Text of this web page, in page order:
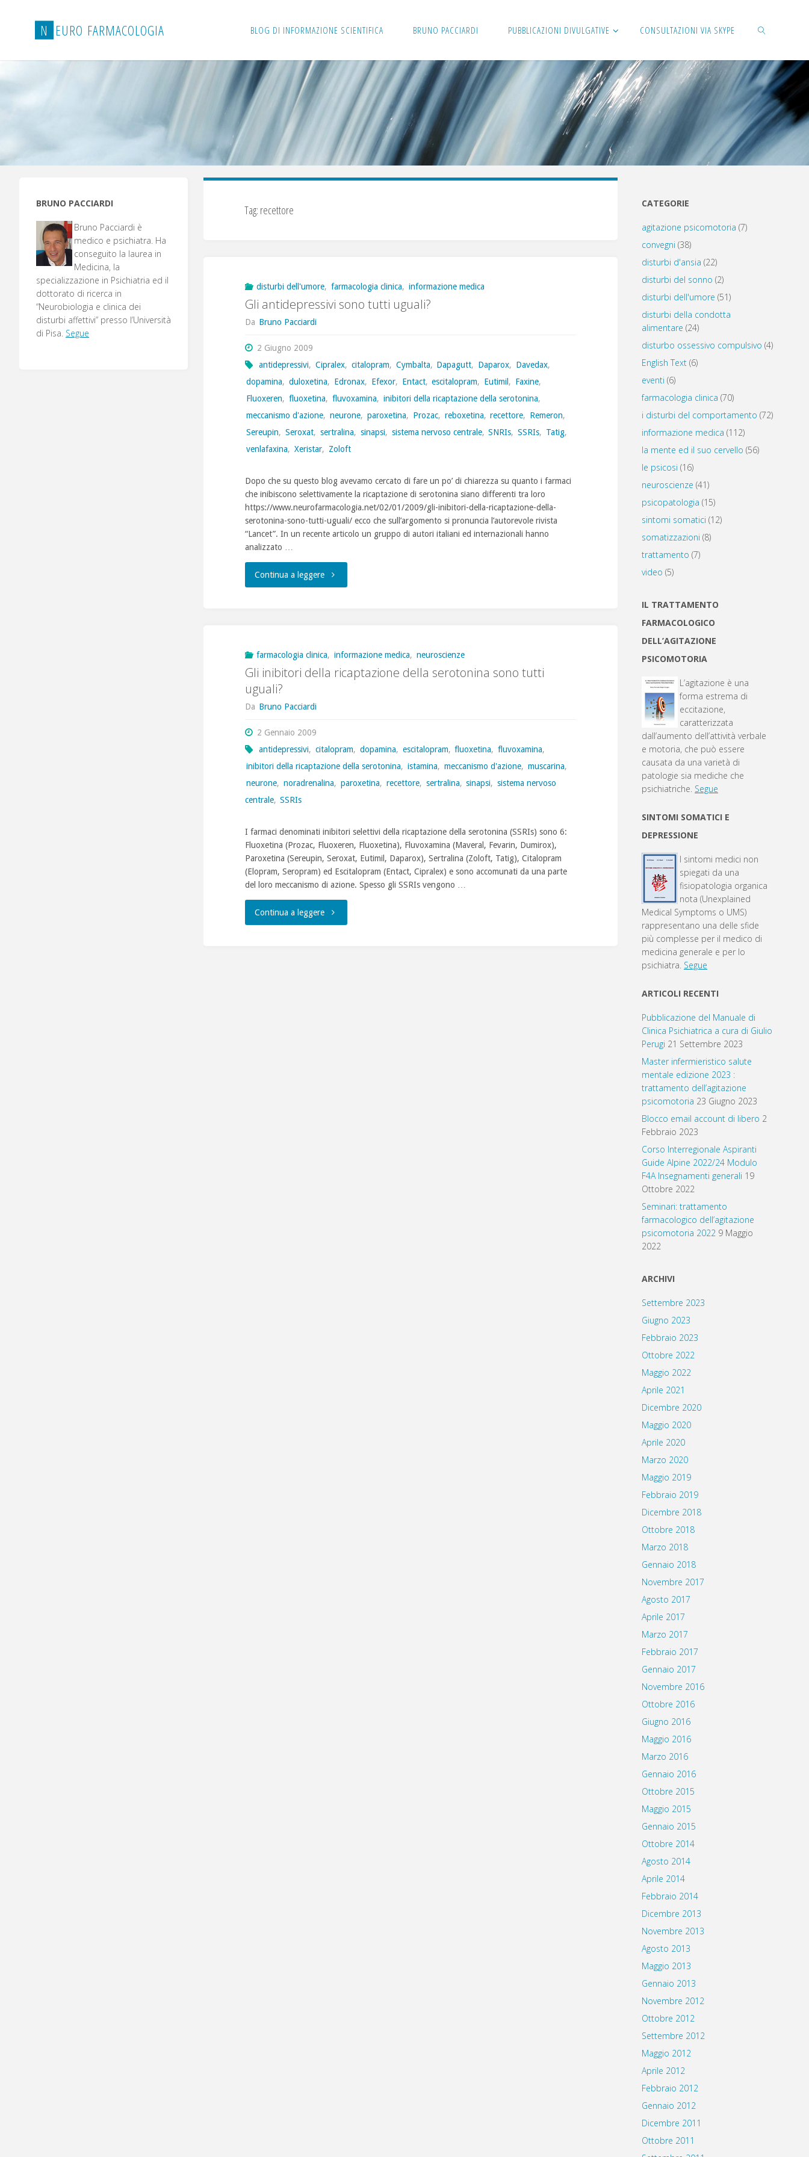
N EURO FARMACOLOGIA BLOG DI INFORMAZIONE SCIENTIFICA BRUNO PACCIARDI PUBBLICAZIONI DIVULGATIVE CONSULTAZIONI VIA SKYPE
CERCA
Tag: recettore
disturbi dell'umore, farmacologia clinica, informazione medica
Gli antidepressivi sono tutti uguali?
Da Bruno Pacciardi
2 Giugno 2009
antidepressivi, Cipralex, citalopram, Cymbalta, Dapagutt, Daparox, Davedax,
dopamina, duloxetina, Edronax, Efexor, Entact, escitalopram, Eutimil , Faxine,
Fluoxeren, fluoxetina, fluvoxamina, inibitori della ricaptazione della serotonina,
meccanismo d'azione, neurone, paroxetina, Prozac, reboxetina, recettore, Remeron,
Sereupin, Seroxat, sertralina, sinapsi, sistema nervoso centrale, SNRIs, SSRIs, Tatig,
venlafaxina, Xeristar, Zoloft
Dopo che su questo blog avevamo cercato di fare un po’ di chiarezza su quanto i farmaci
che inibiscono selettivamente la ricaptazione di serotonina siano differenti tra loro
https://www.neurofarmacologia.net/02/01/2009/gli-inibitori-della-ricaptazione-della-
serotonina-sono-tutti-uguali/ ecco che sull’argomento si pronuncia l’autorevole rivista
“Lancet”. In un recente articolo un gruppo di autori italiani ed internazionali hanno
analizzato …
Continua a leggere"Gli
tutti
uguali?"
farmacologia clinica, informazione medica, neuroscienze
Gli inibitori della ricaptazione della serotonina sono tutti
uguali?
Da Bruno Pacciardi
2 Gennaio 2009
antidepressivi, citalopram, dopamina, escitalopram, fluoxetina, fluvoxamina,
inibitori della ricaptazione della serotonina, istamina, meccanismo d'azione, muscarina,
neurone, noradrenalina, paroxetina, recettore, sertralina, sinapsi, sistema nervoso
centrale, SSRIs
I farmaci denominati inibitori selettivi della ricaptazione della serotonina (SSRIs) sono 6:
Fluoxetina (Prozac, Fluoxeren, Fluoxetina), Fluvoxamina (Maveral, Fevarin, Dumirox),
Paroxetina (Sereupin, Seroxat, Eutimil, Daparox), Sertralina (Zoloft, Tatig), Citalopram
(Elopram, Seropram) ed Escitalopram (Entact, Cipralex) e sono accomunati da una parte
del loro meccanismo di azione. Spesso gli SSRIs vengono …
Continua a leggere"Gli
BRUNO PACCIARDI
Bruno Pacciardi è
medico e psichiatra. Ha
conseguito la laurea in
Medicina, la
specializzazione in Psichiatria ed il
dottorato di ricerca in
“Neurobiologia e clinica dei
disturbi affettivi” presso l’Università
di Pisa. Segue
CATEGORIE
agitazione psicomotoria (7)
convegni (38)
disturbi d'ansia (22)
disturbi del sonno (2)
disturbi dell'umore (51)
disturbi della condotta
alimentare (24)
disturbo ossessivo compulsivo (4)
English Text (6)
eventi (6)
farmacologia clinica (70)
i disturbi del comportamento (72)
informazione medica (112)
la mente ed il suo cervello (56)
le psicosi (16)
neuroscienze (41)
psicopatologia (15)
sintomi somatici (12)
somatizzazioni (8)
trattamento (7)
video (5)
IL TRATTAMENTO
FARMACOLOGICO
DELL’AGITAZIONE
PSICOMOTORIA
L’agitazione è una
forma estrema di
eccitazione,
caratterizzata
dall’aumento dell’attività verbale
e motoria, che può essere
causata da una varietà di
patologie sia mediche che
psichiatriche. Segue
SINTOMI SOMATICI E
DEPRESSIONE
I sintomi medici non
spiegati da una
fisiopatologia organica
nota (Unexplained
Medical Symptoms o UMS)
rappresentano una delle sfide
più complesse per il medico di
medicina generale e per lo
psichiatra. Segue
ARTICOLI RECENTI
Pubblicazione del Manuale di
Clinica Psichiatrica a cura di Giulio
Perugi 21 Settembre 2023
Master infermieristico salute
mentale edizione 2023 :
trattamento dell’agitazione
psicomotoria 23 Giugno 2023
Blocco email account di libero 2
Febbraio 2023
Corso Interregionale Aspiranti
Guide Alpine 2022/24 Modulo
F4A Insegnamenti generali 19
Ottobre 2022
Seminari: trattamento
farmacologico dell’agitazione
psicomotoria 2022 9 Maggio
2022
ARCHIVI
Settembre 2023
Giugno 2023
Febbraio 2023
Ottobre 2022
Maggio 2022
Aprile 2021
Dicembre 2020
Maggio 2020
Aprile 2020
Marzo 2020
Maggio 2019
Febbraio 2019
Dicembre 2018
Ottobre 2018
Marzo 2018
Gennaio 2018
Novembre 2017
Agosto 2017
Aprile 2017
Marzo 2017
Febbraio 2017
Gennaio 2017
Novembre 2016
Ottobre 2016
Giugno 2016
Maggio 2016
Marzo 2016
Gennaio 2016
Ottobre 2015
Maggio 2015
Gennaio 2015
Ottobre 2014
Agosto 2014
Aprile 2014
Febbraio 2014
Dicembre 2013
Novembre 2013
Agosto 2013
Maggio 2013
Gennaio 2013
Novembre 2012
Ottobre 2012
Settembre 2012
Maggio 2012
Aprile 2012
Febbraio 2012
Gennaio 2012
Dicembre 2011
Ottobre 2011